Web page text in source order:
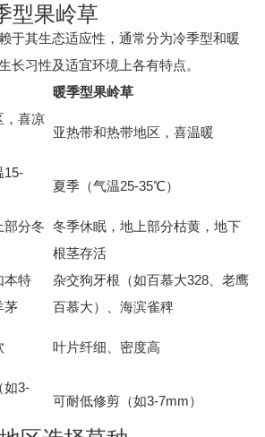
型果岭草
于其生态适应性，通常分为冷季型和暖
长习性及适宜环境上各有特点。
暖季型果岭草
，喜凉
亚热带和热带地区，喜温暖
15-
夏季（气温25-35℃）
部分冬 冬季休眠，地上部分枯黄，地下
根茎存活
本特
茅
杂交狗牙根（如百慕大328、老鹰
百慕大）、海滨雀稗
叶片纤细、密度高
如3-
可耐低修剪（如3-7mm）